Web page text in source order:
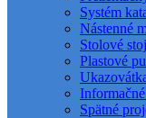
Systém
Nástenné
Stolové
Plastové
Spätné